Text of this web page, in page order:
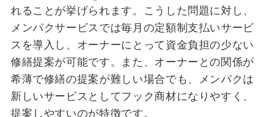
れることが挙げられます。こうした問題に対し、
メンパクサービスでは毎月の定額制支払いサービ
スを導入し、オーナーにとって資金負担の少ない
修繕提案が可能です。また、オーナーとの関係が
希薄で修繕の提案が難しい場合でも、メンパクは
新しいサービスとしてフック商材になりやすく、
提案しやすいのが特徴です。